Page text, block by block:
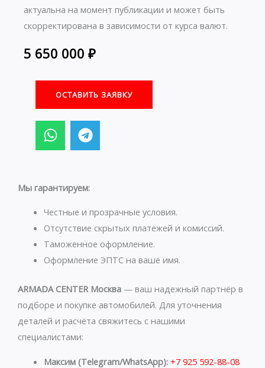
актуальна на момент публикации и может быть
скорректирована в зависимости от курса валют.
5 650 000 ₽
ОСТАВИТЬ ЗАЯВКУ
W
h
a
s
p
p
T
e
l
g
a
m
Мы гарантируем:
Честные и прозрачные условия.
Отсутствие скрытых платежей и комиссий.
Таможенное оформление.
Оформление ЭПТС на ваше имя.
ARMADA CENTER Москва — ваш надежный партнёр в
подборе и покупке автомобилей. Для уточнения
деталей и расчёта свяжитесь с нашими
специалистами:
Максим (Telegram/WhatsApp): +7 925 592-88-08